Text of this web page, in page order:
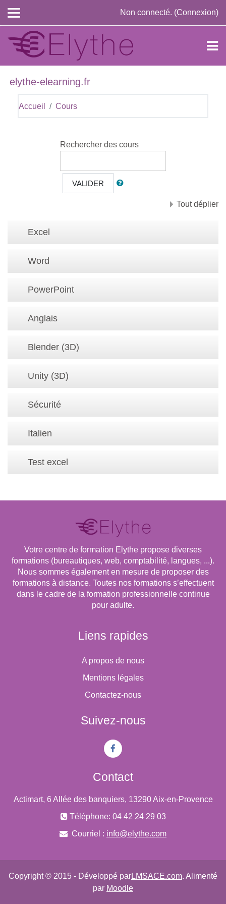
Non connecté. (Connexion)
elythe-elearning.fr
Accueil Cours
Rechercher des cours
VALIDER
Tout déplier
Excel
Word
PowerPoint
Anglais
Blender (3D)
Unity (3D)
Sécurité
Italien
Test excel
Votre centre de formation Elythe propose diverses
formations (bureautiques, web, comptabilité, langues, ...).
Nous sommes également en mesure de proposer des
formations à distance. Toutes nos formations s’effectuent
dans le cadre de la formation professionnelle continue
pour adulte.
Liens rapides
A propos de nous
Mentions légales
Contactez-nous
Suivez-nous
Contact
Actimart, 6 Allée des banquiers, 13290 Aix-en-Provence
Téléphone: 04 42 24 29 03
Courriel : info@elythe.com
Copyright © 2015 - Développé parLMSACE.com. Alimenté
par Moodle